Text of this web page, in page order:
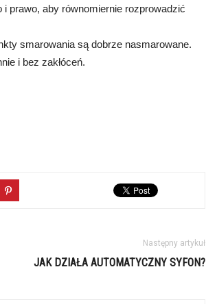
prawo, aby równomiernie rozprowadzić
smarowania są dobrze nasmarowane.
i bez zakłóceń.
Następny artykuł
JAK DZIAŁA AUTOMATYCZNY SYFON?